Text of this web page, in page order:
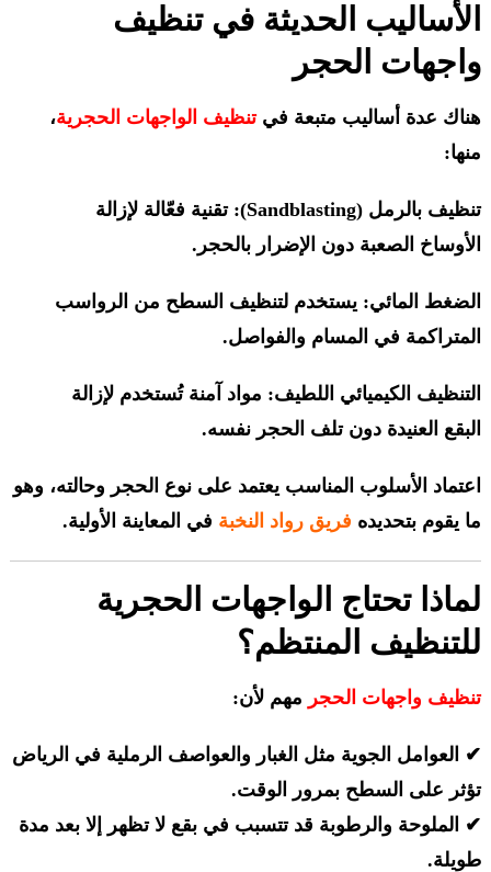
الأساليب الحديثة في تنظيف
واجهات الحجر
هناك عدة أساليب متبعة فيتنظيف الواجهات الحجرية،
منها:
تنظيف بالرمل (Sandblasting): تقنية فعّالة لإزالة
الأوساخ الصعبة دون الإضرار بالحجر.
الضغط المائي: يستخدم لتنظيف السطح من الرواسب
المتراكمة في المسام والفواصل.
التنظيف الكيميائي اللطيف: مواد آمنة تُستخدم لإزالة
البقع العنيدة دون تلف الحجر نفسه.
اعتماد الأسلوب المناسب يعتمد على نوع الحجر وحالته، وهو
ما يقوم بتحديده فريق رواد النخبة في المعاينة الأولية.
لماذا تحتاج الواجهات الحجرية
للتنظيف المنتظم؟
تنظيف واجهات الحجر مهم لأن:
✔ العوامل الجوية مثل الغبار والعواصف الرملية في الرياض
تؤثر على السطح بمرور الوقت.
✔ الملوحة والرطوبة قد تتسبب في بقع لا تظهر إلا بعد مدة
طويلة.